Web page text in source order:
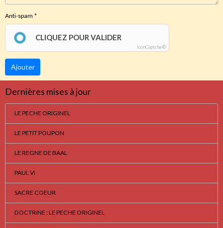
Anti-spam
CLIQUEZ POUR VALIDER
IconCaptcha ©
Ajouter
Dernières mises à jour
LE PECHE ORIGINEL
LE PETIT POUPON
LE REGNE DE BAAL
PAUL VI
SACRE COEUR
DOCTRINE : LE PECHE ORIGINEL